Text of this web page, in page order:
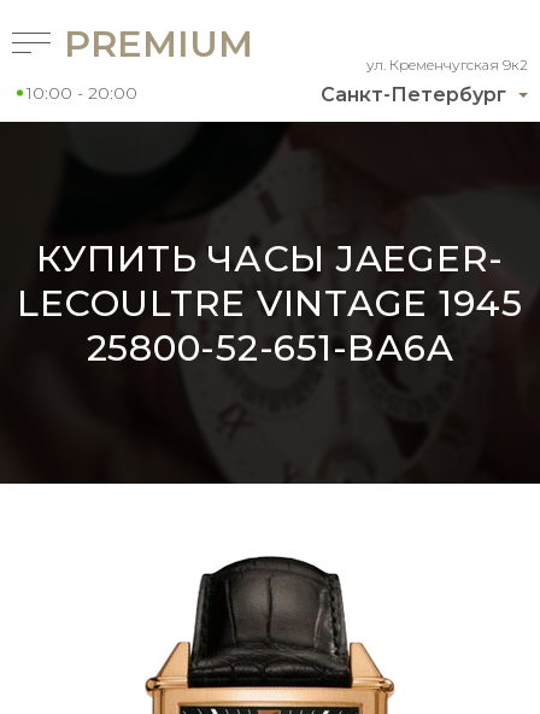
Санкт-Петербург
ул. Кременчугская 9к2
PREMIUM
10:00 - 20:00
КУПИТЬ ЧАСЫ JAEGER-
LECOULTRE VINTAGE 1945
25800-52-651-BA6A